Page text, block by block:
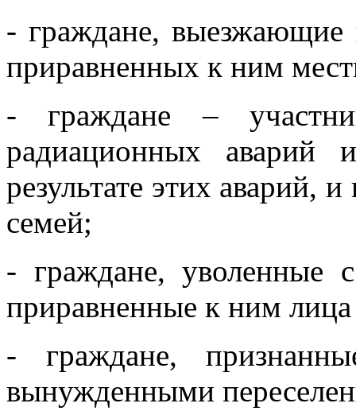
- граждане, выезжающие
приравненных к ним
- граждане –
радиационных аварий
результате этих аварий,
семей;
- граждане, уволенные
приравненные к ним
- граждане,
вынужденными